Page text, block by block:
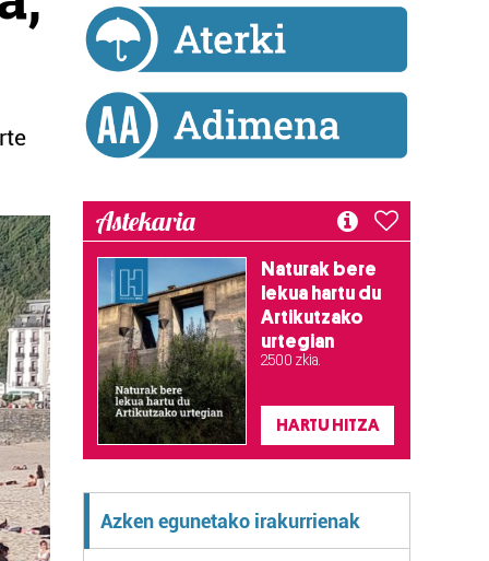
Astekaria
Naturak bere
lekua hartu du
Artikutzako
urtegian
2.500 zkia.
HARTU HITZA
Azken egunetako irakurrienak